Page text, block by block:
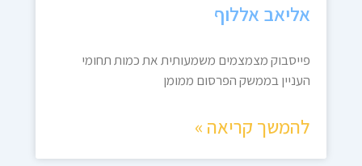
אליאב אללוף
פייסבוק מצמצמים משמעותית את כמות תחומי
העניין בממשק הפרסום ממומן
להמשך קריאה »